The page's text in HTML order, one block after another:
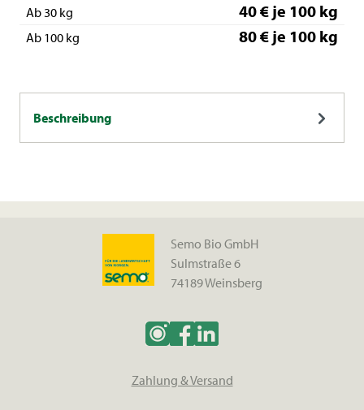
Ab 30 kg
40 € je 100 kg
Ab 100 kg 80 € je 100 kg
Beschreibung
Semo Bio GmbH
Sulmstraße 6
74189 Weinsberg
Zahlung & Versand